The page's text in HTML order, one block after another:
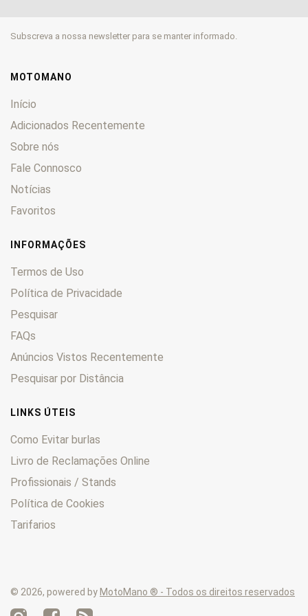
Satelis 0
Scooter
Speedake
Speedfight 0
Squab
Sum-Up 0
SV
TKR
Trekker 0
Tweet 125
TXE 0
TXT
Vogue 0
XPS
Zenith 0
Subscreva a nossa newsletter para se manter informado.
MOTOMANO
Início
Adicionados Recentemente
Sobre nós
Fale Connosco
Notícias
Favoritos
INFORMAÇÕES
Termos de Uso
Política de Privacidade
Pesquisar
FAQs
Anúncios Vistos Recentemente
Pesquisar por Distância
LINKS ÚTEIS
Como Evitar burlas
Livro de Reclamações Online
Profissionais / Stands
Política de Cookies
Tarifarios
© 2026, powered by MotoMano ® - Todos os direitos reservados